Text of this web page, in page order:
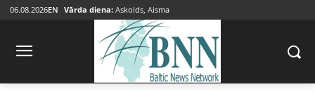
06.08.2026EN Vārda diena: Askolds, Aisma